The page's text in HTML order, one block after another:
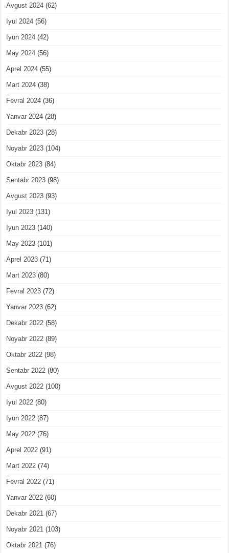
Avgust 2024 (62)
Iyul 2024 (56)
Iyun 2024 (42)
May 2024 (56)
Aprel 2024 (55)
Mart 2024 (38)
Fevral 2024 (36)
Yanvar 2024 (28)
Dekabr 2023 (28)
Noyabr 2023 (104)
Oktabr 2023 (84)
Sentabr 2023 (98)
Avgust 2023 (93)
Iyul 2023 (131)
Iyun 2023 (140)
May 2023 (101)
Aprel 2023 (71)
Mart 2023 (80)
Fevral 2023 (72)
Yanvar 2023 (62)
Dekabr 2022 (58)
Noyabr 2022 (89)
Oktabr 2022 (98)
Sentabr 2022 (80)
Avgust 2022 (100)
Iyul 2022 (80)
Iyun 2022 (87)
May 2022 (76)
Aprel 2022 (91)
Mart 2022 (74)
Fevral 2022 (71)
Yanvar 2022 (60)
Dekabr 2021 (67)
Noyabr 2021 (103)
Oktabr 2021 (76)